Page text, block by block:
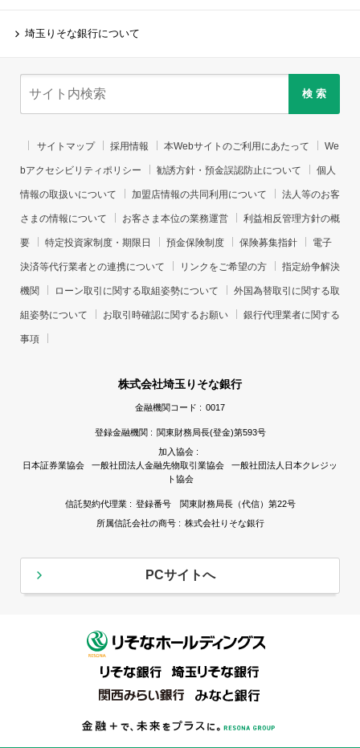
埼玉りそな銀行について
検 索
サイトマップ 採用情報 本Webサイトのご利用にあたって We
bアクセシビリティポリシー 勧誘方針・預金誤認防止について 個人
情報の取扱いについて 加盟店情報の共同利用について 法人等のお客
さまの情報について お客さま本位の業務運営 利益相反管理方針の概
要 特定投資家制度・期限日 預金保険制度 保険募集指針 電子
決済等代行業者との連携について リンクをご希望の方 指定紛争解決
機関 ローン取引に関する取組姿勢について 外国為替取引に関する取
組姿勢について お取引時確認に関するお願い 銀行代理業者に関する
事項
株式会社埼玉りそな銀行
金融機関コード : 0017
登録金融機関 : 関東財務局長(登金)第593号
加入協会 :
日本証券業協会 一般社団法人金融先物取引業協会 一般社団法人日本クレジッ
ト協会
信託契約代理業 : 登録番号 関東財務局長（代信）第22号
所属信託会社の商号 : 株式会社りそな銀行
PCサイトへ